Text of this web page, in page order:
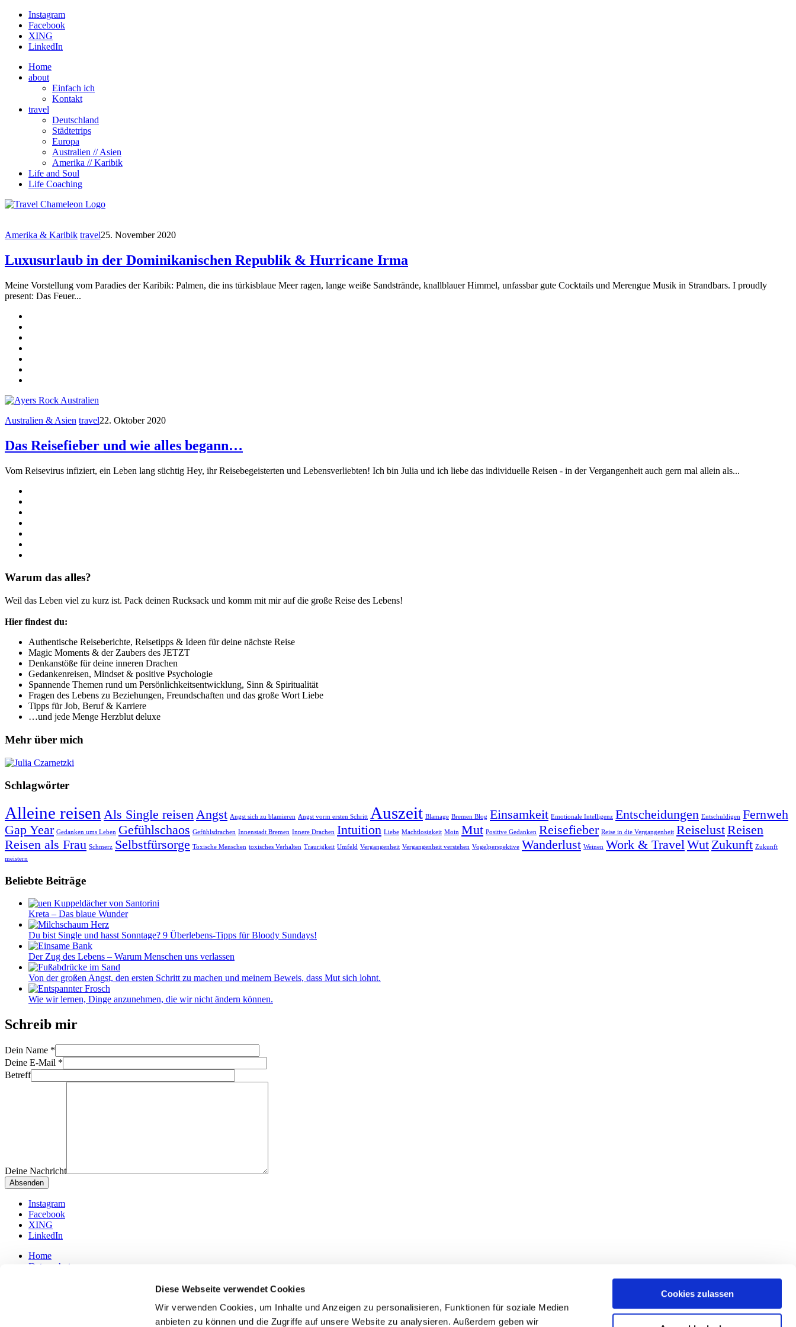
Diese Webseite verwendet Cookies
Wir verwenden Cookies, um Inhalte und Anzeigen zu personalisieren, Funktionen für soziale Medien
anbieten zu können und die Zugriffe auf unsere Website zu analysieren. Außerdem geben wir
Cookies zulassen
Instagram
Facebook
XING
LinkedIn
Home
about
Einfach ich
Kontakt
travel
Deutschland
Städtetrips
Europa
Australien // Asien
Amerika // Karibik
Life and Soul
Life Coaching
Amerika & Karibik travel25. November 2020
Luxusurlaub in der Dominikanischen Republik & Hurricane Irma
Meine Vorstellung vom Paradies der Karibik: Palmen, die ins türkisblaue Meer ragen, lange weiße Sandstrände, knallblauer Himmel, unfassbar gute Cocktails und Merengue Musik in Strandbars. I proudly
present: Das Feuer...
Australien & Asien travel22. Oktober 2020
Das Reisefieber und wie alles begann…
Vom Reisevirus infiziert, ein Leben lang süchtig Hey, ihr Reisebegeisterten und Lebensverliebten! Ich bin Julia und ich liebe das individuelle Reisen - in der Vergangenheit auch gern mal allein als...
Warum das alles?
Weil das Leben viel zu kurz ist. Pack deinen Rucksack und komm mit mir auf die große Reise des Lebens!
Hier findest du:
Authentische Reiseberichte, Reisetipps & Ideen für deine nächste Reise
Magic Moments & der Zaubers des JETZT
Denkanstöße für deine inneren Drachen
Gedankenreisen, Mindset & positive Psychologie
Spannende Themen rund um Persönlichkeitsentwicklung, Sinn & Spiritualität
Fragen des Lebens zu Beziehungen, Freundschaften und das große Wort Liebe
Tipps für Job, Beruf & Karriere
…und jede Menge Herzblut deluxe
Mehr über mich
Schlagwörter
Alleine reisen Als Single reisenAngst Angst sich zu blamieren Angst vorm ersten Schritt Auszeit Blamage Bremen Blog Einsamkeit Emotionale Intelligenz Entscheidungen Entschuldigen Fernweh
Gap Year Gedanken ums Leben Gefühlschaos Gefühlsdrachen Innenstadt Bremen Innere Drachen Intuition Liebe Machtlosigkeit Moin Mut Positive Gedanken Reisefieber Reise in die Vergangenheit ReiselustReisen
Reisen als Frau Schmerz Selbstfürsorge Toxische Menschen toxisches Verhalten Traurigkeit Umfeld Vergangenheit Vergangenheit verstehen Vogelperspektive Wanderlust Weinen Work & TravelWut Zukunft Zukunft
meistern
Beliebte Beiträge
Kreta – Das blaue Wunder
Du bist Single und hasst Sonntage? 9 Überlebens-Tipps für Bloody Sundays!
Der Zug des Lebens – Warum Menschen uns verlassen
Von der großen Angst, den ersten Schritt zu machen und meinem Beweis, dass Mut sich lohnt.
Wie wir lernen, Dinge anzunehmen, die wir nicht ändern können.
Schreib mir
Dein Name *
Deine E-Mail *
Betreff
Deine Nachricht
Instagram
Facebook
XING
LinkedIn
Home
Datenschutz